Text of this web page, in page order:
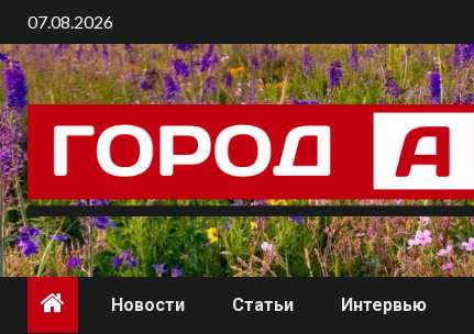
07.08.2026
Новости Статьи Интервью